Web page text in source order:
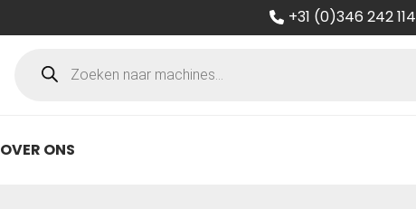
+31 (0)346 242 114
zoeken
OVER ONS